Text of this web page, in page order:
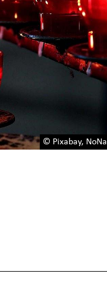
© Pixabay,